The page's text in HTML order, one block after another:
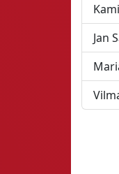
Jan